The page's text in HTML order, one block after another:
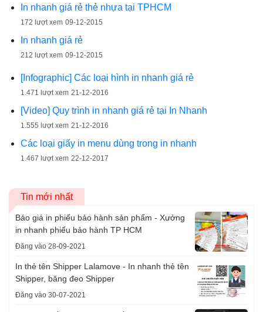
In nhanh giá rẻ thẻ nhựa tại TPHCM
172 lượt xem 09-12-2015
In nhanh giá rẻ
212 lượt xem 09-12-2015
[Infographic] Các loại hình in nhanh giá rẻ
1.471 lượt xem 21-12-2016
[Video] Quy trình in nhanh giá rẻ tại In Nhanh
1.555 lượt xem 21-12-2016
Các loại giấy in menu dùng trong in nhanh
1.467 lượt xem 22-12-2017
Tin mới nhất
Báo giá in phiếu bảo hành sản phẩm - Xưởng
in nhanh phiếu bảo hành TP HCM
Đăng vào 28-09-2021
In thẻ tên Shipper Lalamove - In nhanh thẻ tên
Shipper, băng đeo Shipper
Đăng vào 30-07-2021